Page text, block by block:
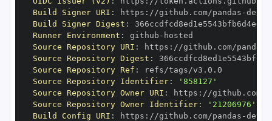
Build Signer URI : https : //github.com/pandas -
Build Signer Digest :
Runner Environment : github -
Source Repository URI : https : //github.com/pandas
Source Repository Digest :
Source Repository Ref :
Source Repository Identifier:
'858127'
Source Repository Owner URI : https : //github.com/
Source Repository Owner Identifier:
'21206976'
Build Config URI : https : //github.com/pandas -